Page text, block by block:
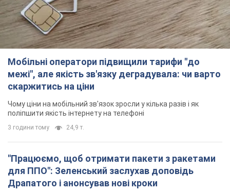
Мобільні оператори підвищили тарифи "до
межі", але якість зв'язку деградувала: чи варто
скаржитись на ціни
Чому ціни на мобільний зв'язок зросли у кілька разів і як
поліпшити якість інтернету на телефоні
3 години тому 24,9 т.
"Працюємо, щоб отримати пакети з ракетами
для ППО": Зеленський заслухав доповідь
Драпатого і анонсував нові кроки